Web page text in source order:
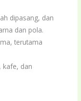
dipasang, dan
dan pola.
terutama
kafe, dan